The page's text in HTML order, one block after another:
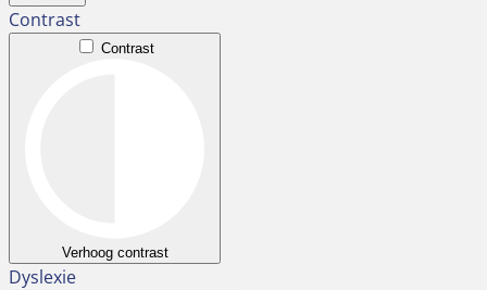
Contrast
Contrast
Verhoog contrast
Dyslexie